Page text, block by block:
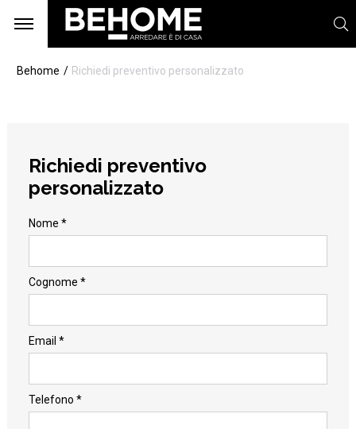
Behome Richiedi preventivo personalizzato
Richiedi preventivo
personalizzato
Nome *
Cognome *
Email *
Telefono *